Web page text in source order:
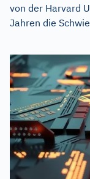
von der Harvard
Jahren die